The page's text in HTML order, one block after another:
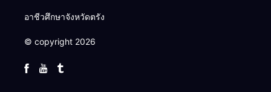
อาชีวศึกษาจังหวัดตรัง
© copyright 2026